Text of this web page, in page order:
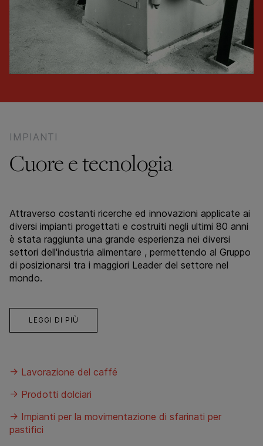
IMPIANTI
Cuore e tecnologia
Attraverso costanti ricerche ed innovazioni applicate ai
diversi impianti progettati e costruiti negli ultimi 80 anni
è stata raggiunta una grande esperienza nei diversi
settori dell'industria alimentare , permettendo al Gruppo
di posizionarsi tra i maggiori Leader del settore nel
mondo.
LEGGI DI PIÙ
→ Lavorazione del caffé
→ Prodotti dolciari
→ Impianti per la movimentazione di sfarinati per
pastifici